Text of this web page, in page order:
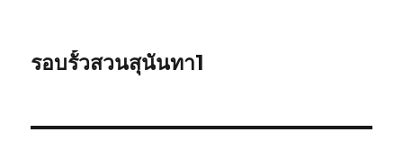
รอบรั้วสวนสุนันทา1